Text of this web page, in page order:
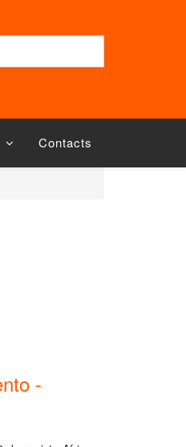
Contacts
-